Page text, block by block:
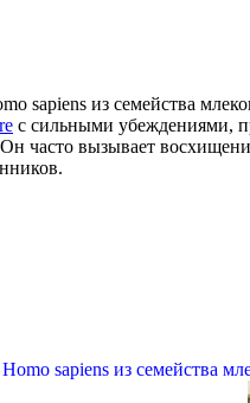
sapiens из семейства
с сильными убеждениями,
часто вызывает
Homo sapiens из семейства